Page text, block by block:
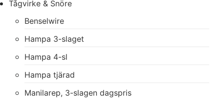
Tågvirke & Snöre
Benselwire
Hampa 3-slaget
Hampa 4-sl
Hampa tjärad
Manilarep, 3-slagen dagspris